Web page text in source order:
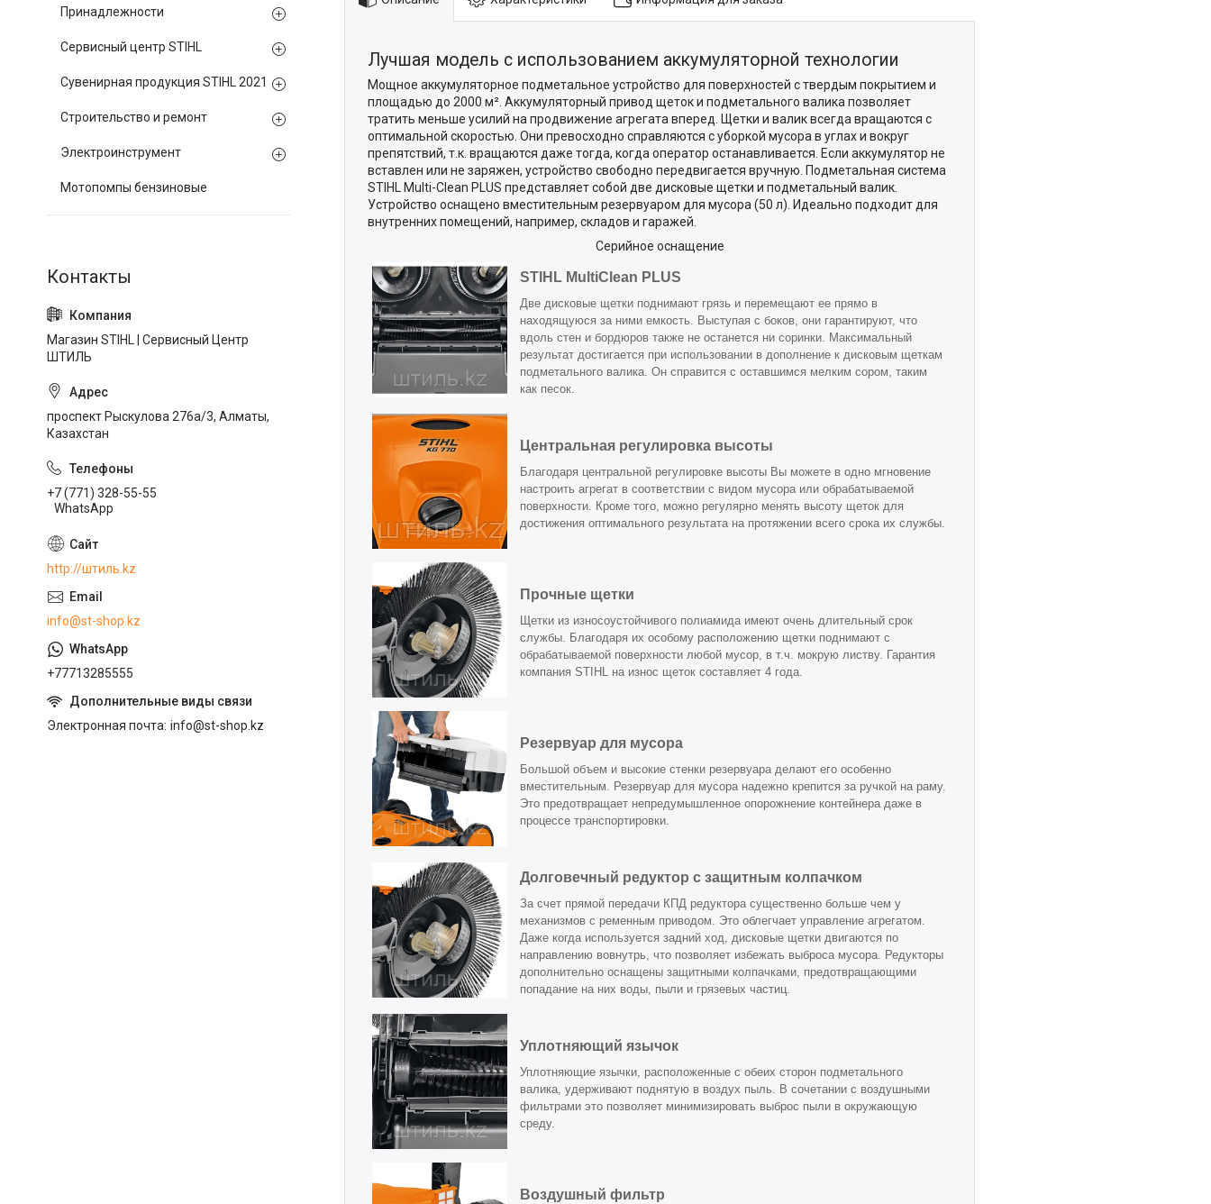
Лучшая модель с использованием аккумуляторной технологии
Мощное аккумуляторное подметальное устройство для поверхностей с твердым покрытием и
площадью до 2000 м². Аккумуляторный привод щеток и подметального валика позволяет
тратить меньше усилий на продвижение агрегата вперед. Щетки и валик всегда вращаются с
оптимальной скоростью. Они превосходно справляются с уборкой мусора в углах и вокруг
препятствий, т.к. вращаются даже тогда, когда оператор останавливается. Если аккумулятор не
вставлен или не заряжен, устройство свободно передвигается вручную. Подметальная система
STIHL Multi-Clean PLUS представляет собой две дисковые щетки и подметальный валик.
Устройство оснащено вместительным резервуаром для мусора (50 л). Идеально подходит для
внутренних помещений, например, складов и гаражей.
Серийное оснащение
STIHL MultiClean PLUS
Две дисковые щетки поднимают грязь и перемещают ее прямо в
находящуюся за ними емкость. Выступая с боков, они гарантируют, что
вдоль стен и бордюров также не останется ни соринки. Максимальный
результат достигается при использовании в дополнение к дисковым щеткам
подметального валика. Он справится с оставшимся мелким сором, таким
как песок.
Центральная регулировка высоты
Благодаря центральной регулировке высоты Вы можете в одно мгновение
настроить агрегат в соответствии с видом мусора или обрабатываемой
поверхности. Кроме того, можно регулярно менять высоту щеток для
достижения оптимального результата на протяжении всего срока их службы.
Прочные щетки
Щетки из износоустойчивого полиамида имеют очень длительный срок
службы. Благодаря их особому расположению щетки поднимают с
обрабатываемой поверхности любой мусор, в т.ч. мокрую листву. Гарантия
компания STIHL на износ щеток составляет 4 года.
Резервуар для мусора
Большой объем и высокие стенки резервуара делают его особенно
вместительным. Резервуар для мусора надежно крепится за ручкой на раму.
Это предотвращает непредумышленное опорожнение контейнера даже в
процессе транспортировки.
Долговечный редуктор с защитным колпачком
За счет прямой передачи КПД редуктора существенно больше чем у
механизмов с ременным приводом. Это облегчает управление агрегатом.
Даже когда используется задний ход, дисковые щетки двигаются по
направлению вовнутрь, что позволяет избежать выброса мусора. Редукторы
дополнительно оснащены защитными колпачками, предотвращающими
попадание на них воды, пыли и грязевых частиц.
Уплотняющий язычок
Уплотняющие язычки, расположенные с обеих сторон подметального
валика, удерживают поднятую в воздух пыль. В сочетании с воздушными
фильтрами это позволяет минимизировать выброс пыли в окружающую
среду.
Воздушный фильтр
Принадлежности
Сервисный центр STIHL
Сувенирная продукция STIHL 2021
Строительство и ремонт
Электроинструмент
Мотопомпы бензиновые
Магазин STIHL | Сервисный Центр
ШТИЛЬ
проспект Рыскулова 276а/3, Алматы,
Казахстан
+7 (771) 328-55-55
WhatsApp
http://штиль.kz
info@st-shop.kz
+77713285555
Электронная почта info@st-shop.kz